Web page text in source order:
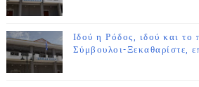
Ιδού η Ρόδος, ιδού και το
Σύμβουλοι-Ξεκαθαρίστε,